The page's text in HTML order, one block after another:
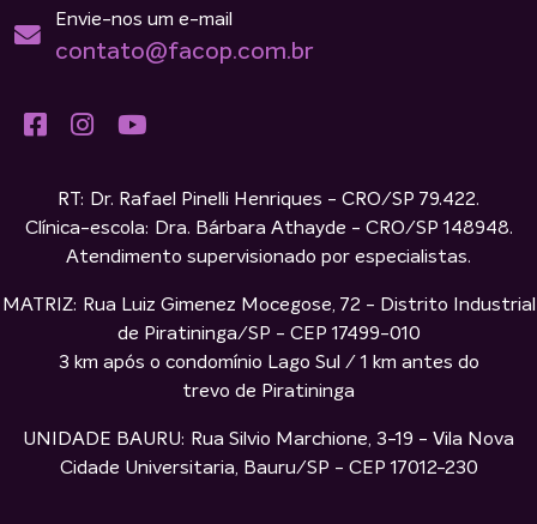
Envie-nos um e-mail
contato@facop.com.br
RT: Dr. Rafael Pinelli Henriques - CRO/SP 79.422.
Clínica-escola: Dra. Bárbara Athayde - CRO/SP 148948.
Atendimento supervisionado por especialistas.
MATRIZ: Rua Luiz Gimenez Mocegose, 72 - Distrito Industrial
de Piratininga/SP - CEP 17499-010
3 km após o condomínio Lago Sul / 1 km antes do
trevo de Piratininga
UNIDADE BAURU: Rua Silvio Marchione, 3-19 - Vila Nova
Cidade Universitaria, Bauru/SP - CEP 17012-230